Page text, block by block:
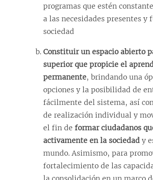
programas que estén
a las necesidades presentes y
sociedad
Constituir un espacio abierto
superior que propicie el
permanente, brindando una
opciones y la posibilidad de
fácilmente del sistema, así
de realización individual y
el fin de formar ciudadanos
activamente en la sociedad y
mundo. Asimismo, para
fortalecimiento de las